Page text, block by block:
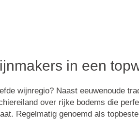
in een
wijnregio? Naast eeuwenoude
over rijke bodems die
Regelmatig genoemd als